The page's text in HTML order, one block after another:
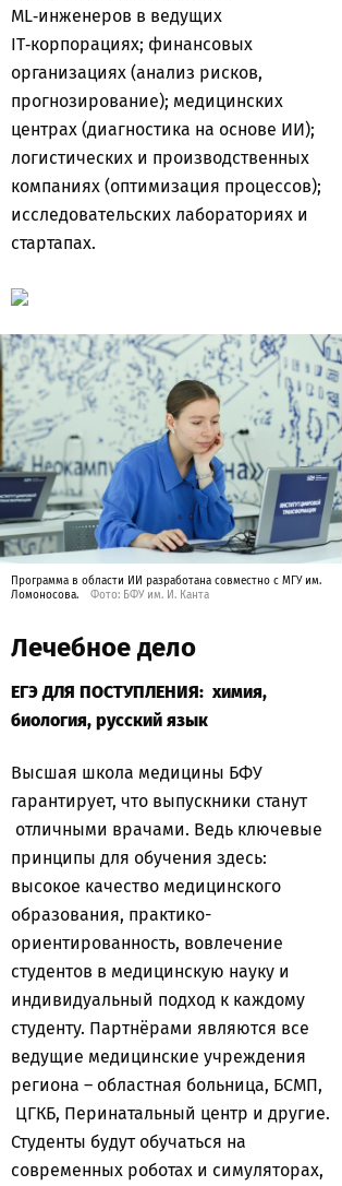
ML‑инженеров в ведущих
IT‑корпорациях; финансовых
организациях (анализ рисков,
прогнозирование); медицинских
центрах (диагностика на основе ИИ);
логистических и производственных
компаниях (оптимизация процессов);
исследовательских лабораториях и
стартапах.
Программа в области ИИ разработана совместно с МГУ им.
Ломоносова.
Фото: БФУ им. И. Канта
Лечебное дело
ЕГЭ ДЛЯ ПОСТУПЛЕНИЯ: химия,
биология, русский язык
Высшая школа медицины БФУ
гарантирует, что выпускники станут
отличными врачами. Ведь ключевые
принципы для обучения здесь:
высокое качество медицинского
образования, практико-
ориентированность, вовлечение
студентов в медицинскую науку и
индивидуальный подход к каждому
студенту. Партнёрами являются все
ведущие медицинские учреждения
региона – областная больница, БСМП,
ЦГКБ, Перинатальный центр и другие.
Студенты будут обучаться на
современных роботах и симуляторах,